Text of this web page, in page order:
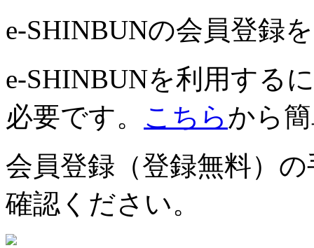
e-SHINBUNの会員登録
e-SHINBUNを利用する
必要です。 こちらから
会員登録（登録無料）
確認ください。